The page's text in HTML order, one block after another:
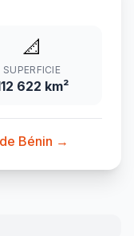
📐
SUPERFICIE
622 km²
Bénin →